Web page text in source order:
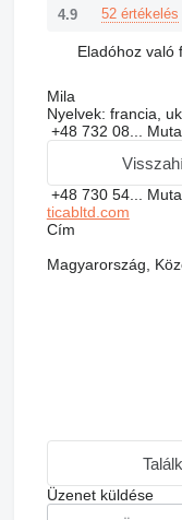
4.9 52 értékelés
Eladóhoz való
Mila
Nyelvek: francia,
+48 732 08...
+48 730 54...
ticabltd.com
Сím
Magyarország,
Üzenet küldése